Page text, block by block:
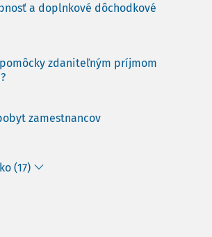
a doplnkové dôchodkové
zdaniteľným príjmom
zamestnancov
(17)